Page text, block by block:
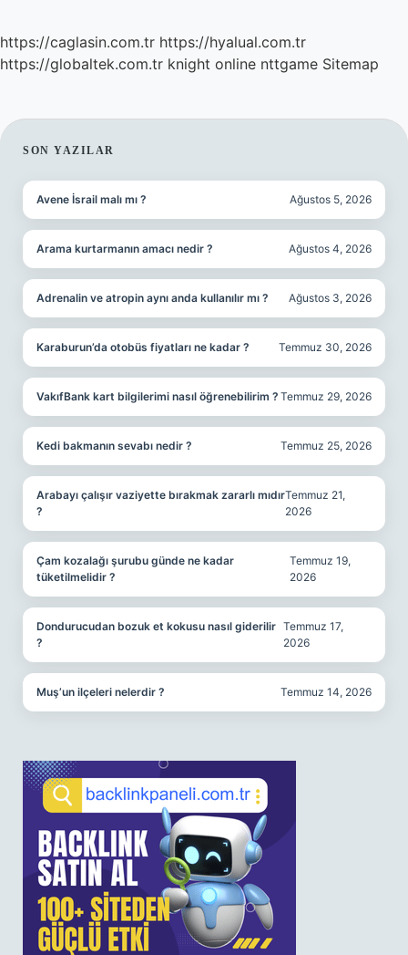
https://caglasin.com.tr https://hyalual.com.tr
https://globaltek.com.tr knight online nttgame Sitemap
SIDEBAR
SON YAZILAR
Avene İsrail malı mı ? Ağustos 5, 2026
Arama kurtarmanın amacı nedir ? Ağustos 4, 2026
Adrenalin ve atropin aynı anda kullanılır mı ? Ağustos 3, 2026
Karaburun’da otobüs fiyatları ne kadar ? Temmuz 30, 2026
VakıfBank kart bilgilerimi nasıl öğrenebilirim ? Temmuz 29, 2026
Kedi bakmanın sevabı nedir ? Temmuz 25, 2026
Arabayı çalışır vaziyette bırakmak zararlı mıdır
?
Temmuz 21,
2026
Çam kozalağı şurubu günde ne kadar
tüketilmelidir ?
Temmuz 19,
2026
Dondurucudan bozuk et kokusu nasıl giderilir
?
Temmuz 17,
2026
Muş’un ilçeleri nelerdir ? Temmuz 14, 2026